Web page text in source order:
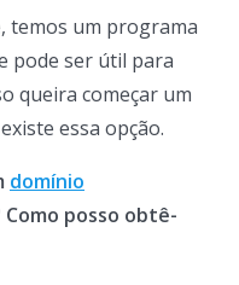
temos um programa
pode ser útil para
queira começar um
essa opção.
domínio
posso obtê-